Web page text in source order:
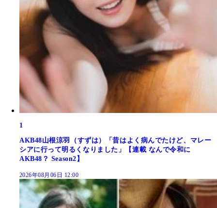
1
AKB48山根涼羽（すずは）「昔はよく病んでたけど、マレー
シアに行って明るくなりました」【連載 なんで令和に
AKB48？ Season2】
2026年08月06日 12:00